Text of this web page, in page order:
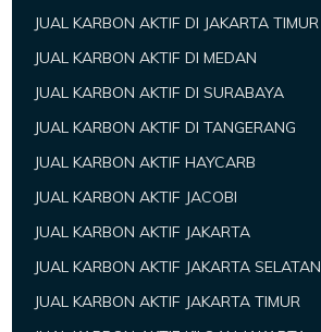
JUAL KARBON AKTIF DI JAKARTA TIMUR
JUAL KARBON AKTIF DI MEDAN
JUAL KARBON AKTIF DI SURABAYA
JUAL KARBON AKTIF DI TANGERANG
JUAL KARBON AKTIF HAYCARB
JUAL KARBON AKTIF JACOBI
JUAL KARBON AKTIF JAKARTA
JUAL KARBON AKTIF JAKARTA SELATAN
JUAL KARBON AKTIF JAKARTA TIMUR